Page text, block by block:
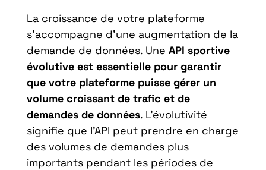
La croissance de votre plateforme
s’accompagne d’une augmentation de la
demande de données. Une API sportive
évolutive est essentielle pour garantir
que votre plateforme puisse gérer un
volume croissant de trafic et de
demandes de données. L’évolutivité
signifie que l’API peut prendre en charge
des volumes de demandes plus
importants pendant les périodes de